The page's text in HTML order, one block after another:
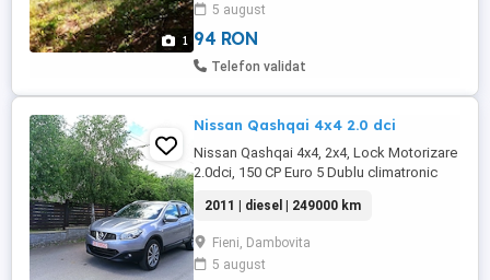
1
5 august
94 RON
Telefon validat
Nissan Qashqai 4x4 2.0 dci
Nissan Qashqai 4x4, 2x4, Lock Motorizare
2.0dci, 150 CP Euro 5 Dublu climatronic
scaune Radio CD, Aux, conexiune
Bluetooth Comenzi la volan Pilot automat
Computer bord Geamuri electrice cu tentă
negru Panoramic Oglinzi electrice,
2011 | diesel | 249000 km
Fieni, Dambovita
5 august